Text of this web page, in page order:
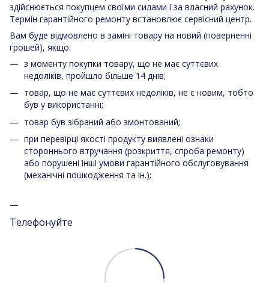
здійснюється покупцем своїми силами і за власний рахунок.
Термін гарантійного ремонту встановлює сервісний центр.
Вам буде відмовлено в заміні товару на новий (поверненні
грошей), якщо:
з моменту покупки товару, що не має суттєвих
недоліків, пройшло більше 14 днів;
товар, що не має суттєвих недоліків, не є новим, тобто
був у використанні;
товар був зібраний або змонтований;
при перевірці якості продукту виявлені ознаки
стороннього втручання (розкриття, спроба ремонту)
або порушені інші умови гарантійного обслуговування
(механічні пошкодження та ін.);
Телефонуйте